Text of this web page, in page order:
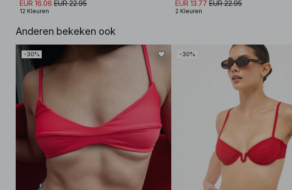
EUR 16.06 EUR 22.95
12 Kleuren
EUR 13.77 EUR 22.95
2 Kleuren
Anderen bekeken ook
-30% -30%